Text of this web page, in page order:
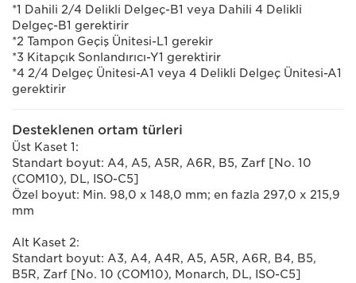
*1 Dahili 2/4 Delikli Delgeç-B1 veya Dahili 4 Delikli
Delgeç-B1 gerektirir
*2 Tampon Geçiş Ünitesi-L1 gerekir
*3 Kitapçık Sonlandırıcı-Y1 gerektirir
*4 2/4 Delgeç Ünitesi-A1 veya 4 Delikli Delgeç Ünitesi-A1
gerektirir
Desteklenen ortam türleri
Üst Kaset 1:
Standart boyut: A4, A5, A5R, A6R, B5, Zarf [No. 10
(COM10), DL, ISO-C5]
Özel boyut: Min. 98,0 x 148,0 mm; en fazla 297,0 x 215,9
mm
Alt Kaset 2:
Standart boyut: A3, A4, A4R, A5, A5R, A6R, B4, B5,
B5R, Zarf [No. 10 (COM10), Monarch, DL, ISO-C5]